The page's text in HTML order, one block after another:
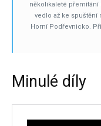
několikaleté
vedlo až ke
Horní Podřevnicko.
Minulé díly